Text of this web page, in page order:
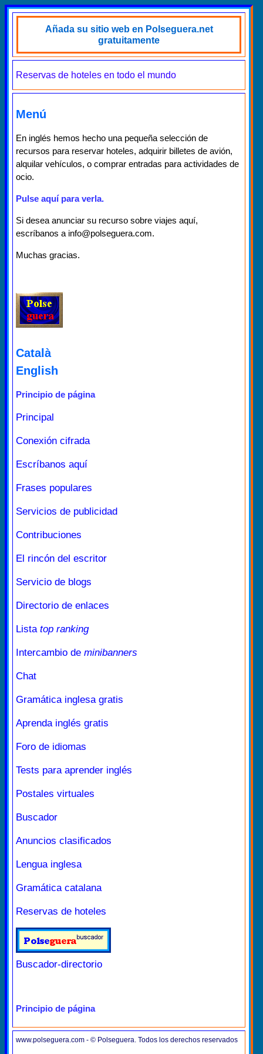
Añada su sitio web en Polseguera.net
gratuitamente
Reservas de hoteles en todo el mundo
Menú
En inglés hemos hecho una pequeña selección de
recursos para reservar hoteles, adquirir billetes de avión,
alquilar vehículos, o comprar entradas para actividades de
ocio.
Pulse aquí para verla.
Si desea anunciar su recurso sobre viajes aquí,
escríbanos a info@polseguera.com.
Muchas gracias.
Català
English
Principio de página
Principal
Conexión cifrada
Escríbanos aquí
Frases populares
Servicios de publicidad
Contribuciones
El rincón del escritor
Servicio de blogs
Directorio de enlaces
Lista top ranking
Intercambio de minibanners
Chat
Gramática inglesa gratis
Aprenda inglés gratis
Foro de idiomas
Tests para aprender inglés
Postales virtuales
Buscador
Anuncios clasificados
Lengua inglesa
Gramática catalana
Reservas de hoteles
Buscador-directorio
Principio de página
www.polseguera.com - © Polseguera. Todos los derechos reservados